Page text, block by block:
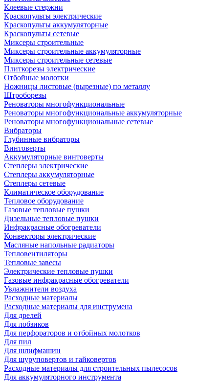
Клеевые стержни
Краскопульты электрические
Краскопульты аккумуляторные
Краскопульты сетевые
Миксеры строительные
Миксеры строительные аккумуляторные
Миксеры строительные сетевые
Плиткорезы электрические
Отбойные молотки
Ножницы листовые (вырезные) по металлу
Штроборезы
Реноваторы многофункциональные
Реноваторы многофункциональные аккумуляторные
Реноваторы многофункциональные сетевые
Вибраторы
Глубинные вибраторы
Винтоверты
Аккумуляторные винтоверты
Степлеры электрические
Степлеры аккумуляторные
Степлеры сетевые
Климатическое оборудование
Тепловое оборудование
Газовые тепловые пушки
Дизельные тепловые пушки
Инфракрасные обогреватели
Конвекторы электрические
Масляные напольные радиаторы
Тепловентиляторы
Тепловые завесы
Электрические тепловые пушки
Газовые инфракрасные обогреватели
Увлажнители воздуха
Расходные материалы
Расходные материалы для инструмена
Для дрелей
Для лобзиков
Для перфораторов и отбойных молотков
Для пил
Для шлифмашин
Для шуруповертов и гайковертов
Расходные материалы для строительных пылесосов
Для аккумуляторного инструмента